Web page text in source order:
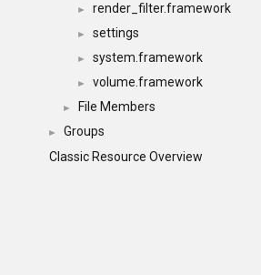
► render_filter.framework
► settings
► system.framework
► volume.framework
► File Members
►
Groups
Classic Resource Overview